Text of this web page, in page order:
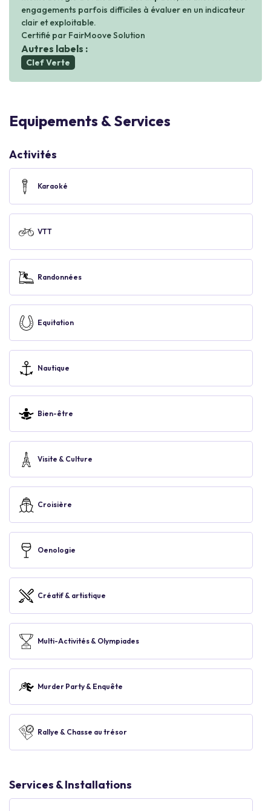
engagements parfois difficiles à évaluer en un indicateur
clair et exploitable.
Certifié par FairMoove Solution
Autres labels :
Clef Verte
Equipements & Services
Activités
Karaoké
VTT
Randonnées
Equitation
Nautique
Bien-être
Visite & Culture
Croisière
Oenologie
Créatif & artistique
Multi-Activités & Olympiades
Murder Party & Enquête
Rallye & Chasse au trésor
Services & Installations